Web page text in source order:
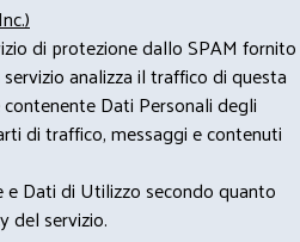
di protezione dallo SPAM fornito
analizza il traffico di questa
Dati Personali degli
di traffico, messaggi e contenuti
Dati di Utilizzo secondo quanto
del servizio.